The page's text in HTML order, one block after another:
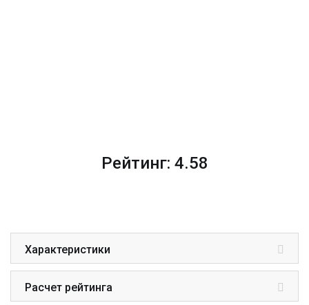
Рейтинг: 4.58
Характеристики
Расчет рейтинга